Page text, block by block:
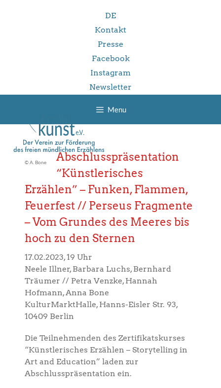
DE
Kontakt
Presse
Facebook
Instagram
Newsletter
Menu
© A. Bone
Abschlusspräsentation
“Künstlerisches
Erzählen” – Funken, Flammen,
Feuerfest // Perseus Fragmente
– Vom Grundes des Meeres bis
hoch zu den Sternen
17.02.2023, 19 Uhr
Neele Illner, Barbara Luchs, Bernhard
Träumer // Petra Venzke, Hannah
Hofmann, Anna Bone
KulturMarktHalle, Hanns-Eisler Str. 93,
10409 Berlin
Die Teilnehmenden des Zertifikatskurses
“Künstlerisches Erzählen – Storytelling in
Art and Education” laden zur
Abschlusspräsentation ein.